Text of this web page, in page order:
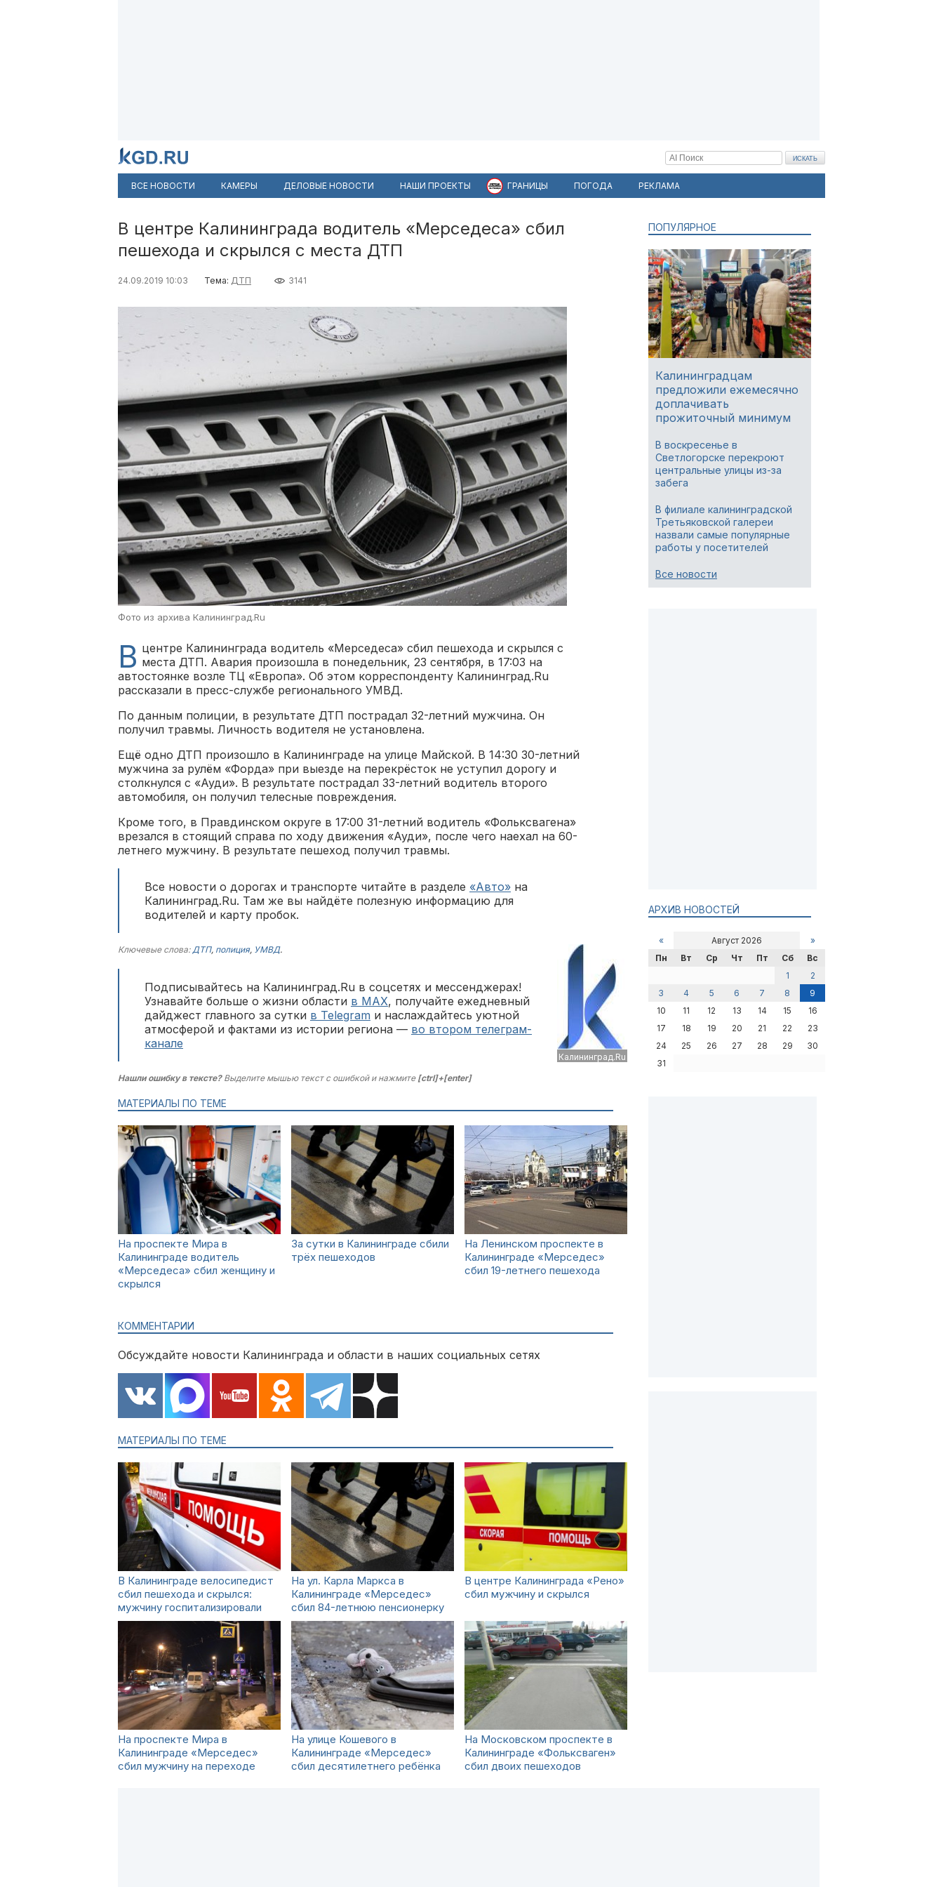
ВСЕ НОВОСТИ КАМЕРЫ ДЕЛОВЫЕ НОВОСТИ НАШИ ПРОЕКТЫ ГРАНИЦЫ ПОГОДА РЕКЛАМА
В центре Калининграда водитель «Мерседеса» сбил
пешехода и скрылся с места ДТП
24.09.2019 10:03 Тема: ДТП 3141
Фото из архива Калининград.Ru
В центре Калининграда водитель «Мерседеса» сбил пешехода и скрылся с
места ДТП. Авария произошла в понедельник, 23 сентября, в 17:03 на
автостоянке возле ТЦ «Европа». Об этом корреспонденту Калининград.Ru
рассказали в пресс-службе регионального УМВД.
По данным полиции, в результате ДТП пострадал 32-летний мужчина. Он
получил травмы. Личность водителя не установлена.
Ещё одно ДТП произошло в Калининграде на улице Майской. В 14:30 30-летний
мужчина за рулём «Форда» при выезде на перекрёсток не уступил дорогу и
столкнулся с «Ауди». В результате пострадал 33-летний водитель второго
автомобиля, он получил телесные повреждения.
Кроме того, в Правдинском округе в 17:00 31-летний водитель «Фольксвагена»
врезался в стоящий справа по ходу движения «Ауди», после чего наехал на 60-
летнего мужчину. В результате пешеход получил травмы.
Все новости о дорогах и транспорте читайте в разделе «Авто» на
Калининград.Ru. Там же вы найдёте полезную информацию для
водителей и карту пробок.
Калининград.Ru
Ключевые слова:ДТП, полиция, УМВД.
Подписывайтесь на Калининград.Ru в соцсетях и мессенджерах!
Узнавайте больше о жизни области в MAX, получайте ежедневный
дайджест главного за сутки в Telegram и наслаждайтесь уютной
атмосферой и фактами из истории региона — во втором телеграм-
канале
Нашли ошибку в тексте?Выделите мышью текст с ошибкой и нажмите [ctrl]+[enter]
МАТЕРИАЛЫ ПО ТЕМЕ
На проспекте Мира в
Калининграде водитель
«Мерседеса» сбил женщину и
скрылся
За сутки в Калининграде сбили
трёх пешеходов
На Ленинском проспекте в
Калининграде «Мерседес»
сбил 19-летнего пешехода
КОММЕНТАРИИ
Обсуждайте новости Калининграда и области в наших социальных сетях
МАТЕРИАЛЫ ПО ТЕМЕ
В Калининграде велосипедист
сбил пешехода и скрылся:
мужчину госпитализировали
На ул. Карла Маркса в
Калининграде «Мерседес»
сбил 84-летнюю пенсионерку
В центре Калининграда «Рено»
сбил мужчину и скрылся
На проспекте Мира в
Калининграде «Мерседес»
сбил мужчину на переходе
На улице Кошевого в
Калининграде «Мерседес»
сбил десятилетнего ребёнка
На Московском проспекте в
Калининграде «Фольксваген»
сбил двоих пешеходов
ПОПУЛЯРНОЕ
Калининградцам
предложили ежемесячно
доплачивать
прожиточный минимум
В воскресенье в
Светлогорске перекроют
центральные улицы из-за
забега
В филиале калининградской
Третьяковской галереи
назвали самые популярные
работы у посетителей
Все новости
АРХИВ НОВОСТЕЙ
« Август 2026
»
Пн
Вт Ср Чт Пт Сб
Вс
1
2
3
4 5 6 7 8
9
10
11 12 13 14 15
16
17
18 19 20 21 22
23
24
25 26 27 28 29
30
31